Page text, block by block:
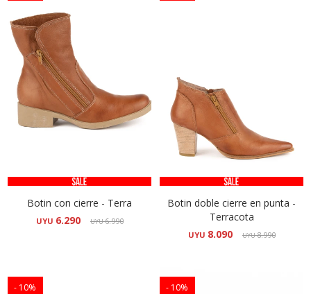
Botin con cierre - Terra
UYU 6.290 UYU6.990
Botin doble cierre en punta -
Terracota
UYU 8.090 UYU8.990
10 10